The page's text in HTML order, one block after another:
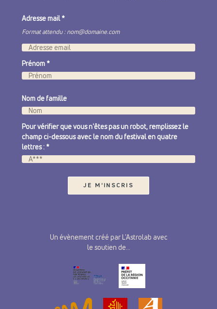
Adresse mail*
Format attendu : nom@domaine.com
Prénom *
Nom de famille
Pour vérifier que vous n'êtes pas un robot, remplissez le
champ ci-dessous avec le nom du festival en quatre
lettres : *
Un évènement créé par L'Astrolab avec
le soutien de...